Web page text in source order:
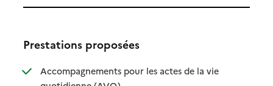
Prestations proposées
Accompagnements pour les actes de la vie